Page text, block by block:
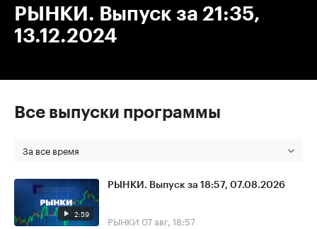
РЫНКИ. Выпуск за 21:35,
13.12.2024
Все выпуски программы
За все время
2:59
РЫНКИ. Выпуск за 18:57, 07.08.2026
РЫНКИ 07 авг, 18:57